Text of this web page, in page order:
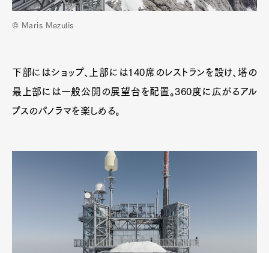
© Maris Mezulis
下部にはショップ、上部には140席のレストランを設け、塔の
最上部には一般公開の展望台を配置。360度に広がるアル
プスのパノラマを楽しめる。